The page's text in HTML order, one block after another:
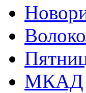
МКАД